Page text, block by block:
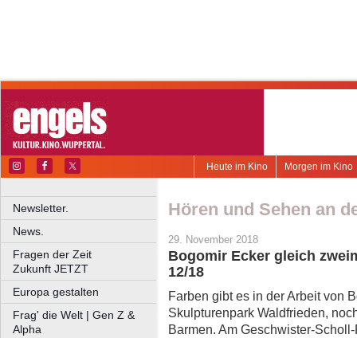
Morgen im Kino
Heute im Kino
Newsletter.
News.
Fragen der Zeit
Zukunft JETZT
Europa gestalten
Frag' die Welt | Gen Z &
Alpha
Hören und Sehen an
29. November 2018
Bogomir Ecker gleich
12/18
Farben gibt es in der Arbeit von
Skulpturenpark Waldfrieden,
Barmen. Am Geschwister-